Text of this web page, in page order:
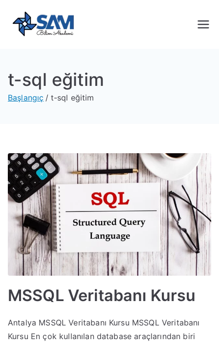
t-sql eğitim
Başlangıç t-sql eğitim
MSSQL Veritabanı Kursu
Antalya MSSQL Veritabanı Kursu MSSQL Veritabanı
Kursu En çok kullanılan database araçlarından biri